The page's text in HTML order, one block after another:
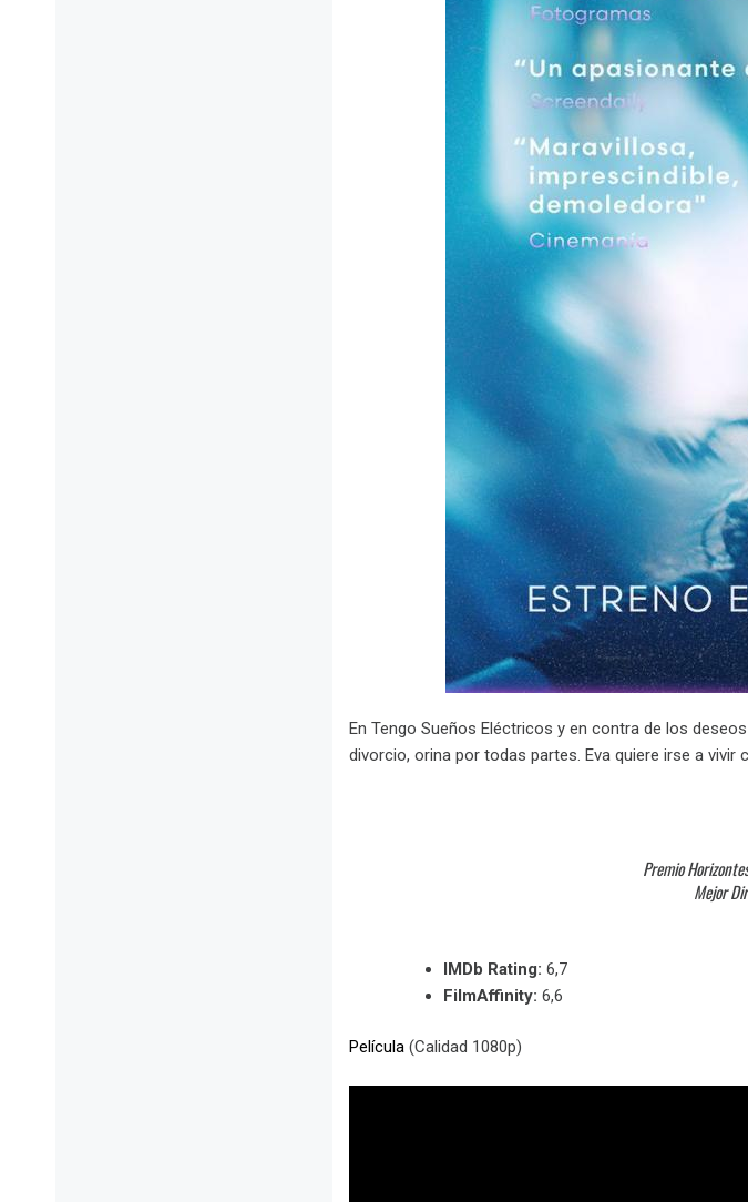
En Tengo Sueños Eléctricos y en contra de los
divorcio, orina por todas partes. Eva quiere irse a
Premio
Mejor
IMDb Rating: 6,7
FilmAffinity: 6,6
Película (Calidad 1080p)